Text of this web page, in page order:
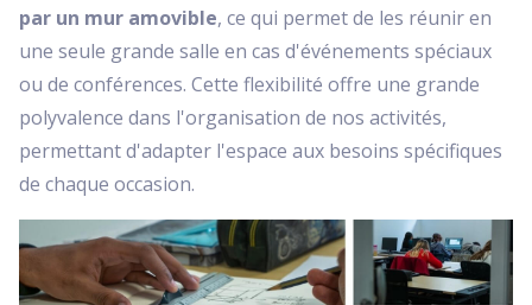
par un mur amovible, ce qui permet de les réunir en
une seule grande salle en cas d'événements spéciaux
ou de conférences. Cette flexibilité offre une grande
polyvalence dans l'organisation de nos activités,
permettant d'adapter l'espace aux besoins spécifiques
de chaque occasion.